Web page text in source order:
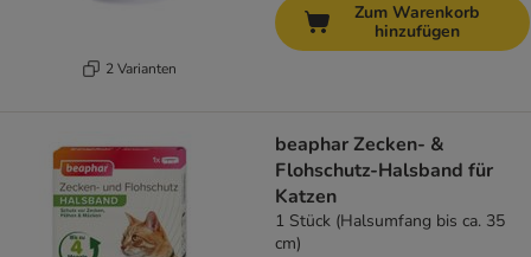
2 Varianten
Zum Warenkorb
hinzufügen
beaphar Zecken- &
Flohschutz-Halsband für
Katzen
1 Stück (Halsumfang bis ca. 35
cm)